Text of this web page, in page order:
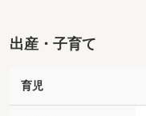
出産・子育て
育児